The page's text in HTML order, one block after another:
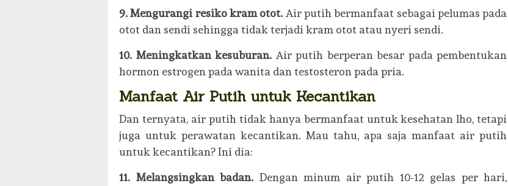
9. Mengurangi resiko kram otot. Air putih bermanfaat sebagai pelumas pada
otot dan sendi sehingga tidak terjadi kram otot atau nyeri sendi.
10. Meningkatkan kesuburan. Air putih berperan besar pada pembentukan
hormon estrogen pada wanita dan testosteron pada pria.
Manfaat Air Putih untuk Kecantikan
Dan ternyata, air putih tidak hanya bermanfaat untuk kesehatan lho, tetapi
juga untuk perawatan kecantikan. Mau tahu, apa saja manfaat air putih
untuk kecantikan? Ini dia:
11. Melangsingkan badan. Dengan minum air putih 10-12 gelas per hari,